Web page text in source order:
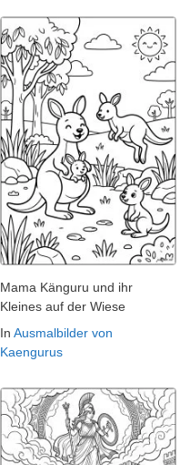
Mama Känguru und ihr
Kleines auf der Wiese
In Ausmalbilder von
Kaengurus